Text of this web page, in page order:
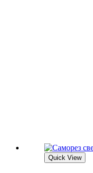
Quick View